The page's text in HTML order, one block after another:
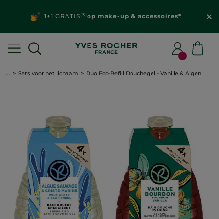
1+1 GRATIS(3)op make-up & accessoires*
... Sets voor het lichaam Duo Eco-Refill Douchegel - Vanille & Algen